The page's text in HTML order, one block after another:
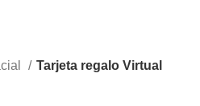
Tarjeta regalo Virtual